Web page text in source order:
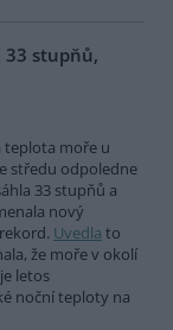
33 stupňů,
teplota moře u
středu odpoledne
33 stupňů a
nový
Uvedla to
že moře v okolí
letos
noční teploty na